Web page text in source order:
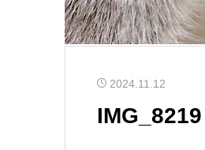
2024.11.12
IMG_8219